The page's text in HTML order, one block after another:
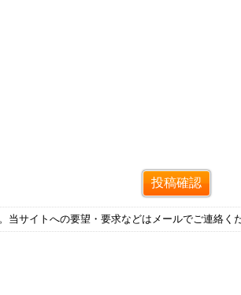
サイトへの要望・要求などはメールでご連絡く